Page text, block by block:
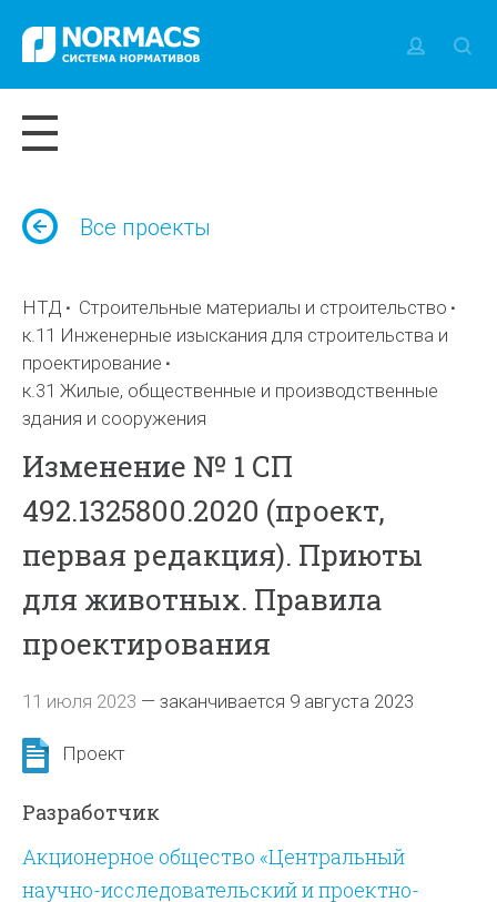
Все проекты
НТД
Строительные материалы и строительство
к.11 Инженерные изыскания для строительства и
проектирование
к.31 Жилые, общественные и производственные
здания и сооружения
Изменение № 1 СП
492.1325800.2020 (проект,
первая редакция). Приюты
для животных. Правила
проектирования
11 июля 2023 —заканчивается 9 августа 2023
Проект
Разработчик
Акционерное общество «Центральный
научно-исследовательский и проектно-